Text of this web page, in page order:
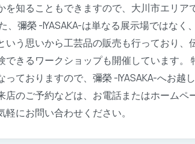
知ることもできますので、大川市エリア
、彌榮 -IYASAKA-は単なる展示場ではな
いう思いから工芸品の販売も行っており
きるワークショップも開催しています
ておりますので、彌榮 -IYASAKA-へお
のご予約などは、お電話またはホーム
にお問い合わせください。